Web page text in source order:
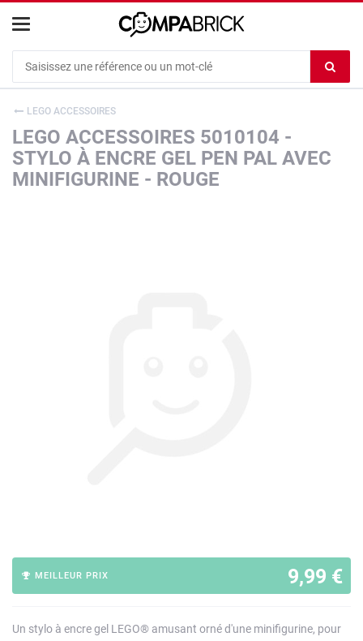
le
LEGO ACCESSOIRES
LEGO ACCESSOIRES 5010104 -
STYLO À ENCRE GEL PEN PAL AVEC
MINIFIGURINE - ROUGE
9,99 €
MEILLEUR PRIX
Un stylo à encre gel LEGO® amusant orné d'une minifigurine, pour
Cookies management panel